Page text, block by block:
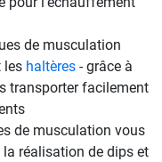
de musculation
les haltères - grâce à
transporter facilement
de musculation vous
réalisation de dips et